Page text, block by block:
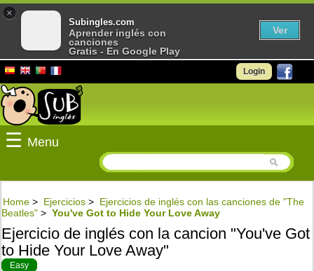
Login
☰ Menu
Home > Ejercicios > Ejercicios de inglés con las canciones de "The
Beatles" > You've Got to Hide Your Love Away
Ejercicio de inglés con la cancion "You've Got
to Hide Your Love Away"
Easy
×
Subingles.com
Aprender inglés con
canciones
Gratis - En Google Play
Ver